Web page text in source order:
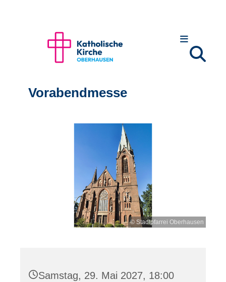
Vorabendmesse
© Stadtpfarrei Oberhausen
Samstag, 29. Mai 2027, 18:00